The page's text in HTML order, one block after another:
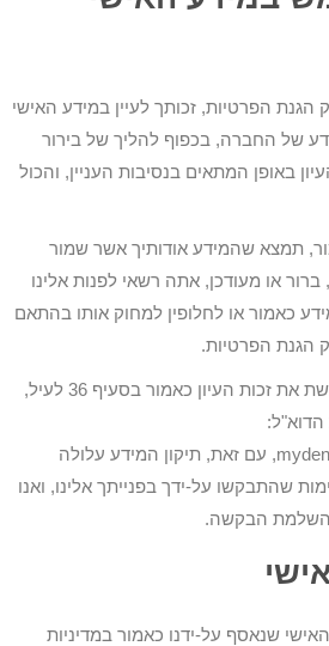
לסעיף 13 לחוק הגנת הפרטיות, זכותך לעיין במידע האישי
של החברה, בכפוף להליך של בירור
באופן המתאים בנסיבות העניין, והכול
תמצא שהמידע אודותיך אשר שמור
ברור או מעודכן, אתה רשאי לפנות אלינו
כאמור או לחלופין למחוק אותו בהתאם
38. מובהר, כי לאחר שמימשת את זכות העיון כאמור בסעיף 36 לעיל,
הדוא"ל:
mydentist.voznyak@gmail.com, עם זאת, תיקון המידע עלולה
שהתבקשו על-ידך בפנייתך אלינו, ואנו
השלמת הבקשה.
שנאסף על-ידנו כאמור במדיניות